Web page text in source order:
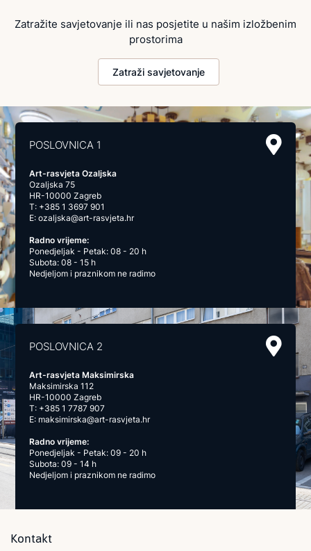
Zatražite savjetovanje ili nas posjetite u našim izložbenim
prostorima
Zatraži savjetovanje
POSLOVNICA 1
Art-rasvjeta Ozaljska
Ozaljska 75
HR-10000 Zagreb
T: +385 1 3697 901
E:ozaljska@art-rasvjeta.hr
Radno vrijeme:
Ponedjeljak - Petak: 08 - 20 h
Subota: 08 - 15 h
Nedjeljom i praznikom ne radimo
POSLOVNICA 2
Art-rasvjeta Maksimirska
Maksimirska 112
HR-10000 Zagreb
T: +385 1 7787 907
E: maksimirska@art-rasvjeta.hr
Radno vrijeme:
Ponedjeljak - Petak: 09 - 20 h
Subota: 09 - 14 h
Nedjeljom i praznikom ne radimo
Kontakt